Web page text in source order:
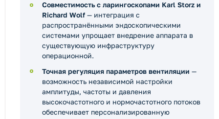
Совместимость с ларингоскопами Karl Storz и
Richard Wolf — интеграция с
распространёнными эндоскопическими
системами упрощает внедрение аппарата в
существующую инфраструктуру
операционной.
Точная регуляция параметров вентиляции —
возможность независимой настройки
амплитуды, частоты и давления
высокочастотного и нормочастотного потоков
обеспечивает персонализированную